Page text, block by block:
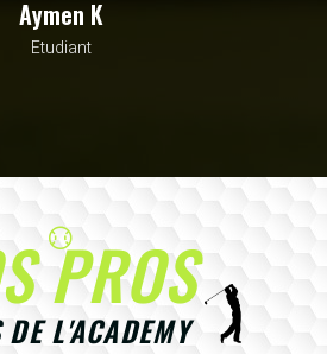
PROS
DE L'ACADEMY